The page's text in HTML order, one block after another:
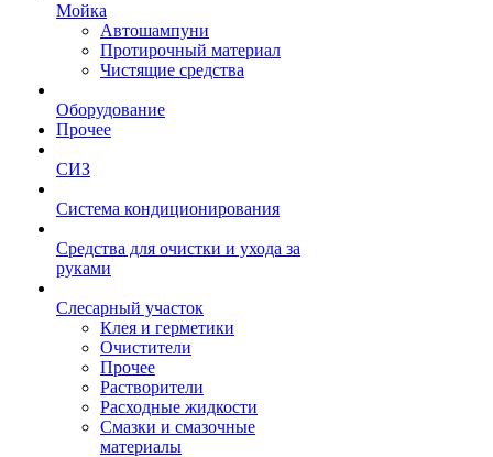
Мойка
Автошампуни
Протирочный материал
Чистящие средства
Оборудование
Прочее
СИЗ
Система кондиционирования
Средства для очистки и ухода за
руками
Слесарный участок
Клея и герметики
Очистители
Прочее
Растворители
Расходные жидкости
Смазки и смазочные
материалы